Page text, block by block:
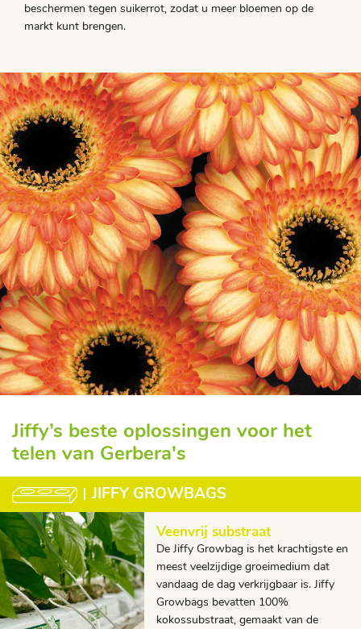
beschermen tegen suikerrot, zodat u meer bloemen op de
markt kunt brengen.
Jiffy’s beste oplossingen voor het
telen van Gerbera's
JIFFY GROWBAGS
Veenvrij substraat
De Jiffy Growbag is het krachtigste en
meest veelzijdige groeimedium dat
vandaag de dag verkrijgbaar is. Jiffy
Growbags bevatten 100%
kokossubstraat, gemaakt van de